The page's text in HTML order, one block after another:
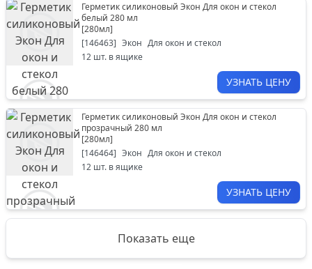
Герметик силиконовый Экон Для окон и стекол
белый 280 мл
[280мл]
[146463] Экон Для окон и стекол
12 шт. в ящике
УЗНАТЬ ЦЕНУ
Герметик силиконовый Экон Для окон и стекол
прозрачный 280 мл
[280мл]
[146464] Экон Для окон и стекол
12 шт. в ящике
УЗНАТЬ ЦЕНУ
Показать еще